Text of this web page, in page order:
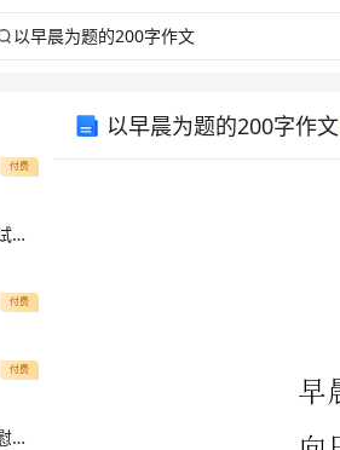
付费
小学一年级上册数学期末测试卷及参考答案【模拟题】
付费
付费
重阳节学校给退休教职工的慰问信
以早晨为题的200字作文